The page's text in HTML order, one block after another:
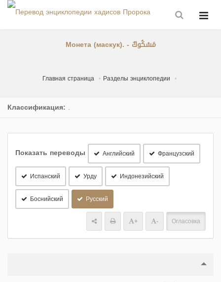
Монета (маскук). - مَسْكُوكٌ
Главная страница Разделы энциклопедии
Классификация:
Показать переводы Английский Французский
Испанский Урду Индонезийский
Боснийский Русский
+ - Огласовка